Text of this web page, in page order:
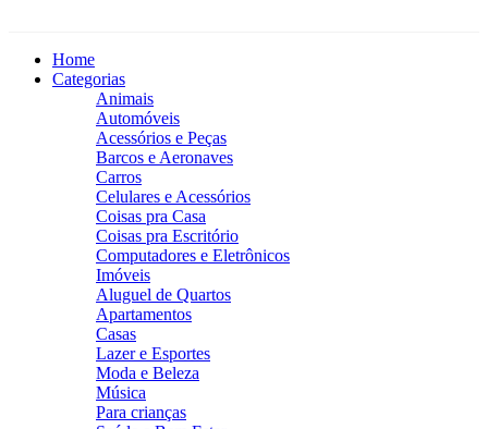
Home
Categorias
Animais
Automóveis
Acessórios e Peças
Barcos e Aeronaves
Carros
Celulares e Acessórios
Coisas pra Casa
Coisas pra Escritório
Computadores e Eletrônicos
Imóveis
Aluguel de Quartos
Apartamentos
Casas
Lazer e Esportes
Moda e Beleza
Música
Para crianças